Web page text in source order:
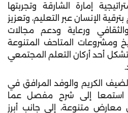
إمارة الشارقة وتجربتها
الإنسان عبر التعليم، وتعزيز
ورعاية ودعم مجالات
ومشروعات المتاحف المتنوعة
أحد أركان التعلم المجتمعي
الكريم والوفد المرافق في
استمعا إلى شرح مفصل عما
متنوعة، إلى جانب أبرز